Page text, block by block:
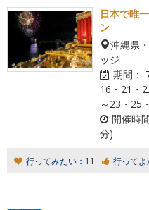
日本で唯
ン
沖縄県
ッジ
期間：
16・21・
～23・25
開催時
分)
行ってみたい： 11 行ってよ